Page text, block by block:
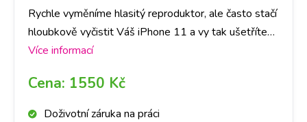
Rychle vyměníme hlasitý reproduktor, ale často stačí
hloubkově vyčistit Váš iPhone 11 a vy tak ušetříte
čas i peníze. Doporučujeme si udělat rezervaci nebo
připraven. Reproduktor pak vyčistíme nebo
vyměníme a přístroj bude opět hlasitý.
Více informací
Cena: 1550 Kč
Doživotní záruka na práci